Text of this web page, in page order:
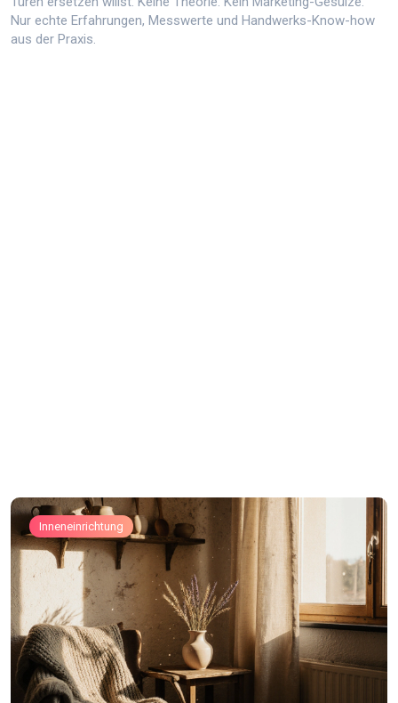
Nur echte Erfahrungen, Messwerte und Handwerks-Know-how
aus der Praxis.
Inneneinrichtung